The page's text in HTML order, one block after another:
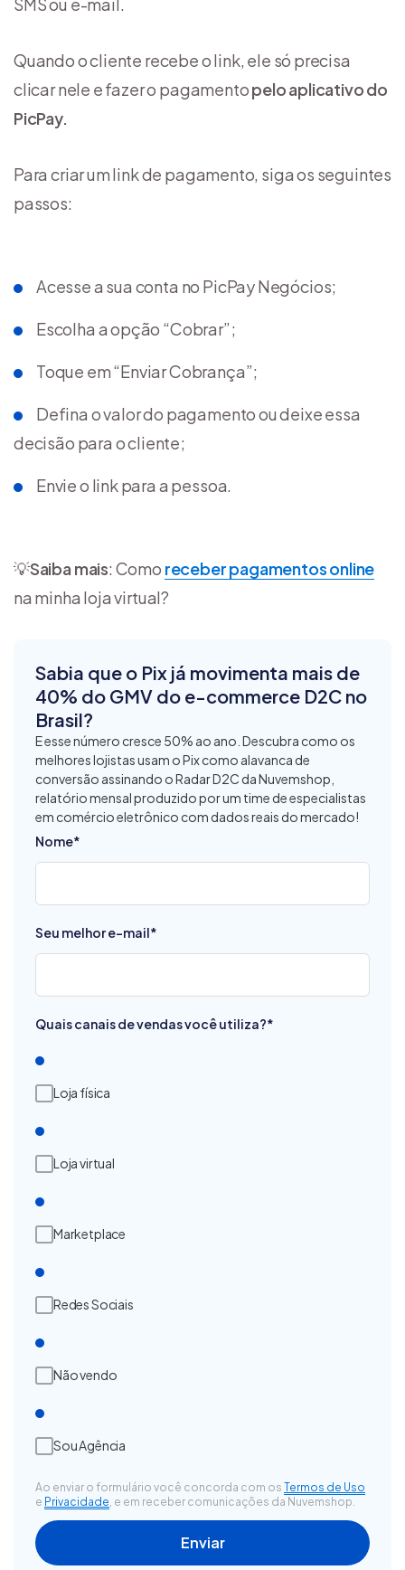
Quando o cliente recebe o link, ele só precisa
clicar nele e fazer o pagamentopelo aplicativo do
PicPay.
Para criar um link de pagamento, siga os seguintes
passos:
Acesse a sua conta no PicPay Negócios;
Escolha a opção “Cobrar”;
Toque em “Enviar Cobrança”;
Defina o valor do pagamento ou deixe essa
decisão para o cliente;
Envie o link para a pessoa.
💡Saiba mais: Como receber pagamentos online
na minha loja virtual?
Sabia que o Pix já movimenta mais de
40% do GMV do e-commerce D2C no
Brasil?
E esse número cresce 50% ao ano. Descubra como os
melhores lojistas usam o Pix como alavanca de
conversão assinando o Radar D2C da Nuvemshop,
relatório mensal produzido por um time de especialistas
em comércio eletrônico com dados reais do mercado!
Nome*
Seu melhor e-mail*
Quais canais de vendas você utiliza?*
Loja física
Loja virtual
Marketplace
Redes Sociais
Não vendo
Sou Agência
Ao enviar o formulário você concorda com os Termos de Uso
e Privacidade , e em receber comunicações da Nuvemshop.